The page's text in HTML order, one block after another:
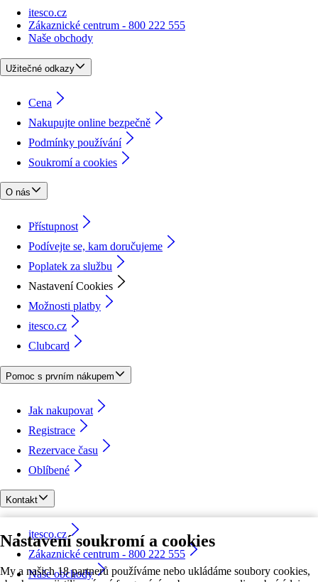
Nastavení soukromí a cookies
My a našich 18 partnerů používáme nebo ukládáme soubory cookies,
itesco.cz
Zákaznické centrum - 800 222 555
Naše obchody
Užitečné odkazy
Cena
Nakupujte online bezpečně
Podmínky používání
Soukromí a cookies
O nás
Přístupnost
Podívejte se, kam doručujeme
Poplatek za službu
Nastavení Cookies
Možnosti platby
itesco.cz
Clubcard
Pomoc s prvním nákupem
Jak nakupovat
Registrace
Rezervace času
Oblíbené
Kontakt
itesco.cz
Zákaznické centrum - 800 222 555
Naše obchody